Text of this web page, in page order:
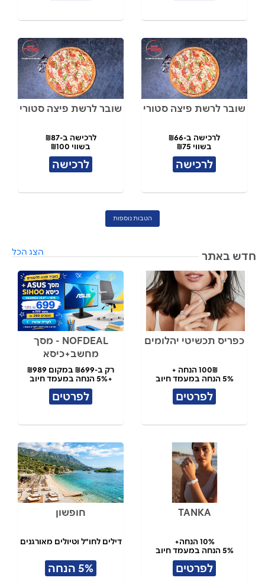
שובר לרשת פיצה סטורי
לרכישה ב-₪66
בשווי ₪75
לרכישה
שובר לרשת פיצה סטורי
לרכישה ב-₪87
בשווי ₪100
לרכישה
הטבות נוספות
חדש באתר הצג הכל
כפריס תכשיטי יהלומים
100₪ הנחה +
5% הנחה במעמד חיוב
לפרטים
NOFDEAL - מסך
מחשב+כיסא
רק ב-₪699 במקום ₪989
+5% הנחה במעמד חיוב
לפרטים
TANKA
10% הנחה+
5% הנחה במעמד חיוב
לפרטים
חופשון
דילים לחו"ל וטיולים מאורגנים
5% הנחה